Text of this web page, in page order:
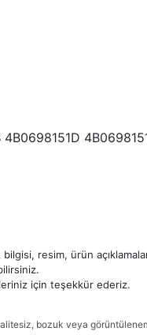
4B0698151D
resim, ürün
için teşekkür ederiz.
bozuk veya